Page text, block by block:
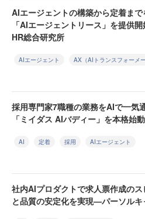
AIエージェントの構築から定着まで
「AIエージェントリース」を提供
HR総合研究所
AIエージェント AX（AIトランスフォーメー
採用専門家7職種の業務をAIで一気
「ミイダス AIバディー」を本格始
AI 定着 採用 AIエージェント
社内AIプロダクトで求人票作成の
と品質の安定化を実現—パーソルキ